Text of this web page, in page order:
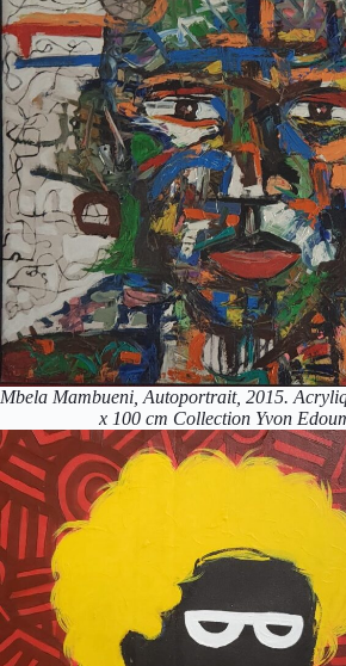
Mbela Mambueni, Autoportrait, 2015.
x 100 cm Collection Yvon